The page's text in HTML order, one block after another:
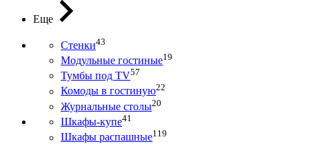
Еще
Стенки43
Модульные гостиные19
Тумбы под ТV57
Комоды в гостиную22
Журнальные столы20
Шкафы-купе41
Шкафы распашные119